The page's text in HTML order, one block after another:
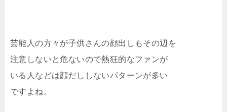
芸能人の方々が子供さんの顔出しもその辺を
注意しないと危ないので熱狂的なファンが
いる人などは顔だししないパターンが多い
ですよね。